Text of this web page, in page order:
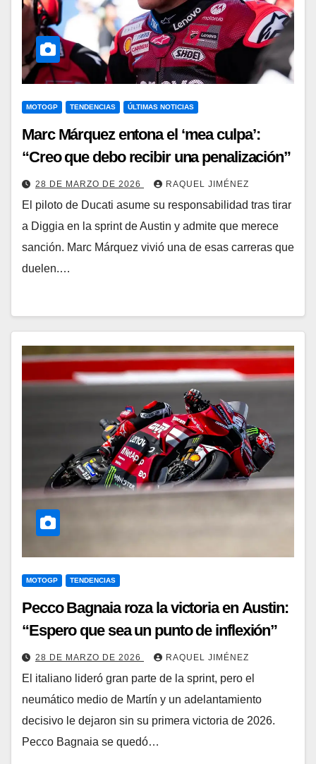
MOTOGP TENDENCIAS ÚLTIMAS NOTICIAS
Marc Márquez entona el ‘mea culpa’:
“Creo que debo recibir una penalización”
28 DE MARZO DE 2026 RAQUEL JIMÉNEZ
El piloto de Ducati asume su responsabilidad tras tirar
a Diggia en la sprint de Austin y admite que merece
sanción. Marc Márquez vivió una de esas carreras que
duelen.…
MOTOGP TENDENCIAS
Pecco Bagnaia roza la victoria en Austin:
“Espero que sea un punto de inflexión”
28 DE MARZO DE 2026 RAQUEL JIMÉNEZ
El italiano lideró gran parte de la sprint, pero el
neumático medio de Martín y un adelantamiento
decisivo le dejaron sin su primera victoria de 2026.
Pecco Bagnaia se quedó…